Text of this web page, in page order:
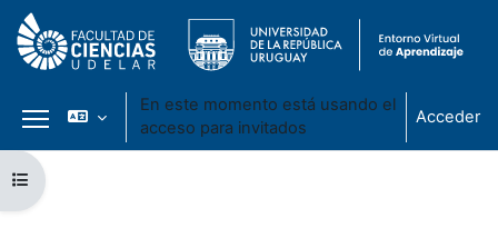
Salta al contenido principal
Panel lateral
En este momento está usando el
acceso para invitados
Acceder
Abrir índice del curso